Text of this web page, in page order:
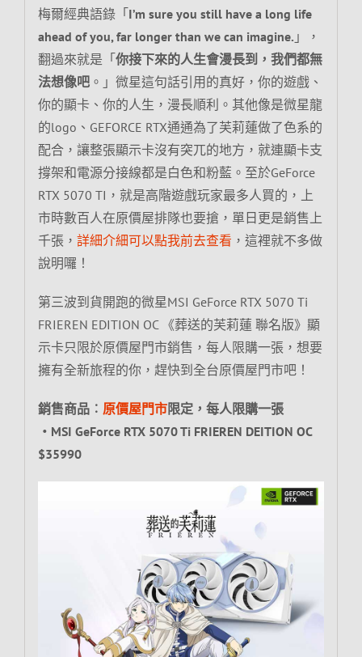
梅爾經典語錄「I’m sure you still have a long life
ahead of you, far longer than we can imagine. 」，
翻過來就是「你接下來的人生會漫長到，我們都無
法想像吧。」微星這句話引用的真好，你的遊戲、
你的顯卡、你的人生，漫長順利。其他像是微星龍
的logo、GEFORCE RTX通通為了芙莉蓮做了色系的
配合，讓整張顯示卡沒有突兀的地方，就連顯卡支
撐架和電源分接線都是白色和粉藍。至於GeForce
RTX 5070 TI，就是高階遊戲玩家最多人買的，上
市時數百人在原價屋排隊也要搶，單日更是銷售上
千張， 詳細介細可以點我前去查看 ，這裡就不多做
說明囉！
第三波到貨開跑的微星MSI GeForce RTX 5070 Ti
FRIEREN EDITION OC 《葬送的芙莉蓮 聯名版》顯
示卡只限於原價屋門市銷售，每人限購一張，想要
擁有全新旅程的你，趕快到全台原價屋門市吧！
銷售商品︰ 原價屋門市限定，每人限購一張
‧MSI GeForce RTX 5070 Ti FRIEREN DEITION OC
$35990